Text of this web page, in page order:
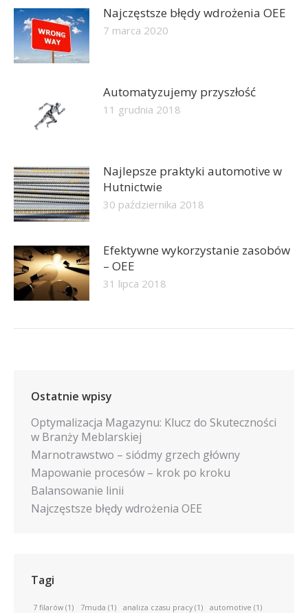
Najczęstsze błędy wdrożenia OEE
7 marca 2020
Automatyzujemy przyszłość
11 grudnia 2018
Najlepsze praktyki automotive w
Hutnictwie
30 października 2018
Efektywne wykorzystanie zasobów
– OEE
31 lipca 2018
Ostatnie wpisy
Optymalizacja Magazynu: Klucz do Skuteczności
w Branży Meblarskiej
Marnotrawstwo – siódmy grzech główny
Mapowanie procesów – krok po kroku
Balansowanie linii
Najczęstsze błędy wdrożenia OEE
Tagi
7 filarów (1) 7muda (1) analiza czasu pracy (1) automotive (1)